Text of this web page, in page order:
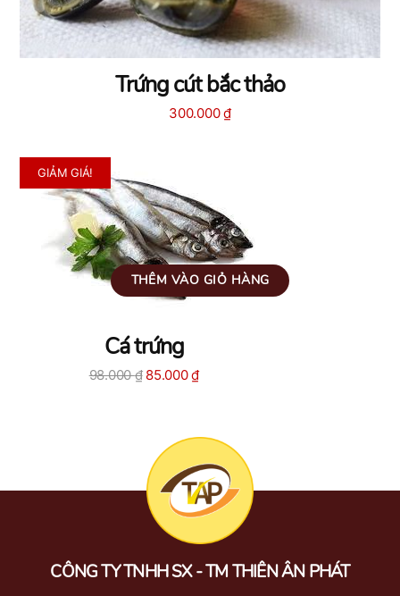
Trứng cút bắc thảo
300.000₫
GIẢM GIÁ!
Cá trứng
98.000₫ Giá
98.000 ₫.
85.000₫Giá
là:
85.000 ₫.
THÊM VÀO GIỎ HÀNG
CÔNG TY TNHH SX - TM THIÊN ÂN PHÁT